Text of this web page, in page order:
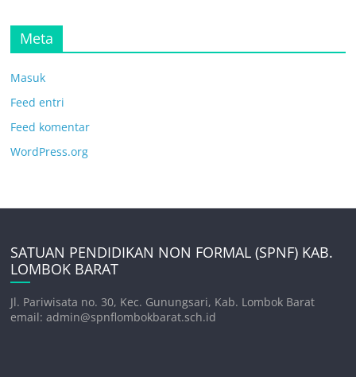
Meta
Masuk
Feed entri
Feed komentar
WordPress.org
SATUAN PENDIDIKAN NON FORMAL (SPNF) KAB.
LOMBOK BARAT
Jl. Pariwisata no. 30, Kec. Gunungsari, Kab. Lombok Barat
email: admin@spnflombokbarat.sch.id